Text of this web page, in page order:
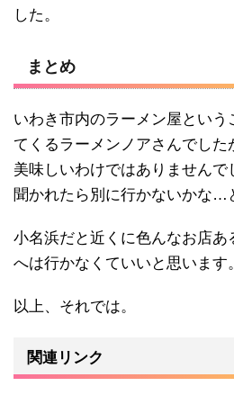
した。
まとめ
いわき市内のラーメン屋という
てくるラーメンノアさんでし
美味しいわけではありませんで
聞かれたら別に行かないかな…
小名浜だと近くに色んなお店あ
へは行かなくていいと思います。
以上、それでは。
関連リンク